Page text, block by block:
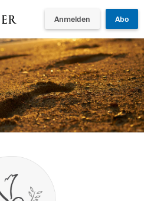
Anmelden Abo